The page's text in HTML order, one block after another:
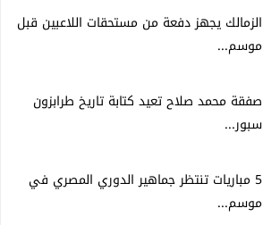
الزمالك يجهز دفعة من مستحقات اللاعبين قبل
موسم...
صفقة محمد صلاح تعيد كتابة تاريخ طرابزون
سبور...
5 مباريات تنتظر جماهير الدوري المصري في
موسم...